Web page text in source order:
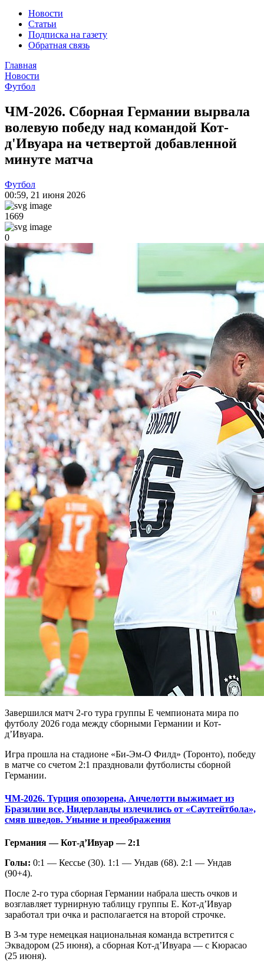
Новости
Статьи
Подписка на газету
Обратная связь
Главная
Новости
Футбол
ЧМ-2026. Сборная Германии вырвала
волевую победу над командой Кот-
д'Ивуара на четвертой добавленной
минуте матча
Футбол
00:59, 21 июня 2026
1669
0
Завершился матч 2-го тура группы Е чемпионата мира по
футболу 2026 года между сборными Германии и Кот-
д’Ивуара.
Игра прошла на стадионе «Би-Эм-О Филд» (Торонто), победу
в матче со счетом 2:1 праздновали футболисты сборной
Германии.
ЧМ-2026. Турция опозорена, Анчелотти выжимает из
Бразилии все, Нидерланды излечились от «Саутгейтбола»,
смяв шведов. Уныние и преображения
Германия — Кот-д’Ивуар — 2:1
Голы: 0:1 — Кессье (30). 1:1 — Ундав (68). 2:1 — Ундав
(90+4).
После 2-го тура сборная Германии набрала шесть очков и
возглавляет турнирную таблицу группы Е. Кот-д’Ивуар
заработал три очка и располагается на второй строчке.
В 3-м туре немецкая национальная команда встретится с
Эквадором (25 июня), а сборная Кот-д’Ивуара — с Кюрасао
(25 июня).